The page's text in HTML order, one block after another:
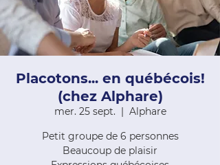
Placotons... en québécois!
(chez Alphare)
mer. 25 sept.
  |
Alphare
Petit groupe de 6 personnes
Beaucoup de plaisir